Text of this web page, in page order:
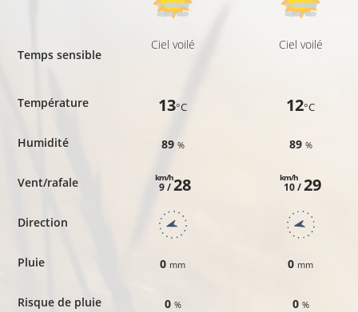
Temps sensible
Température
Humidité
Vent/rafale
Direction
Pluie
Risque de pluie
Ciel voilé
13°C
89 %
9 /
km/h28
0 mm
0 %
Ciel voilé
12°C
89 %
10 /
km/h 29
0 mm
0 %